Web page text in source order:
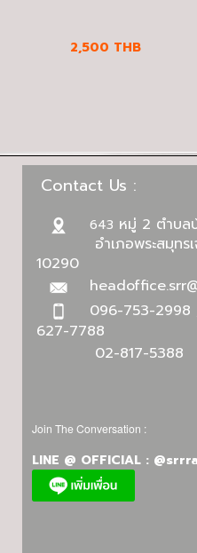
2,500 THB
Contact Us :
643 หมู่ 2 ตำบล
อำเภอพระสมุทรเจ
10290
096-753-
627-7788
02-817-5388
Join The Conversation :
LINE @ OFFICIAL :